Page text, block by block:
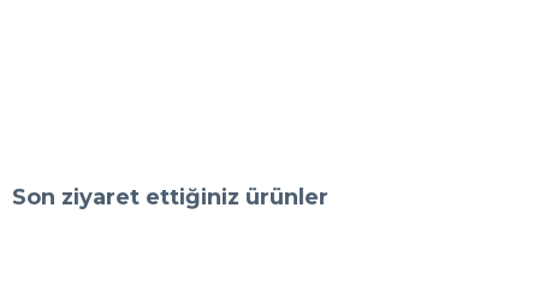
Son ziyaret ettiğiniz ürünler